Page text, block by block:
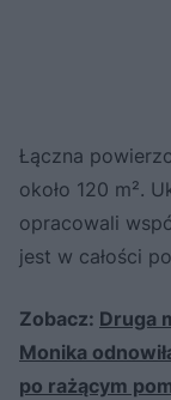
Łączna
około 120 m².
opracowali
jest w całości
Zobacz: Druga
Monika
po rażącym